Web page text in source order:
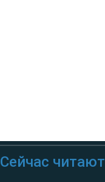
Сейчас читают